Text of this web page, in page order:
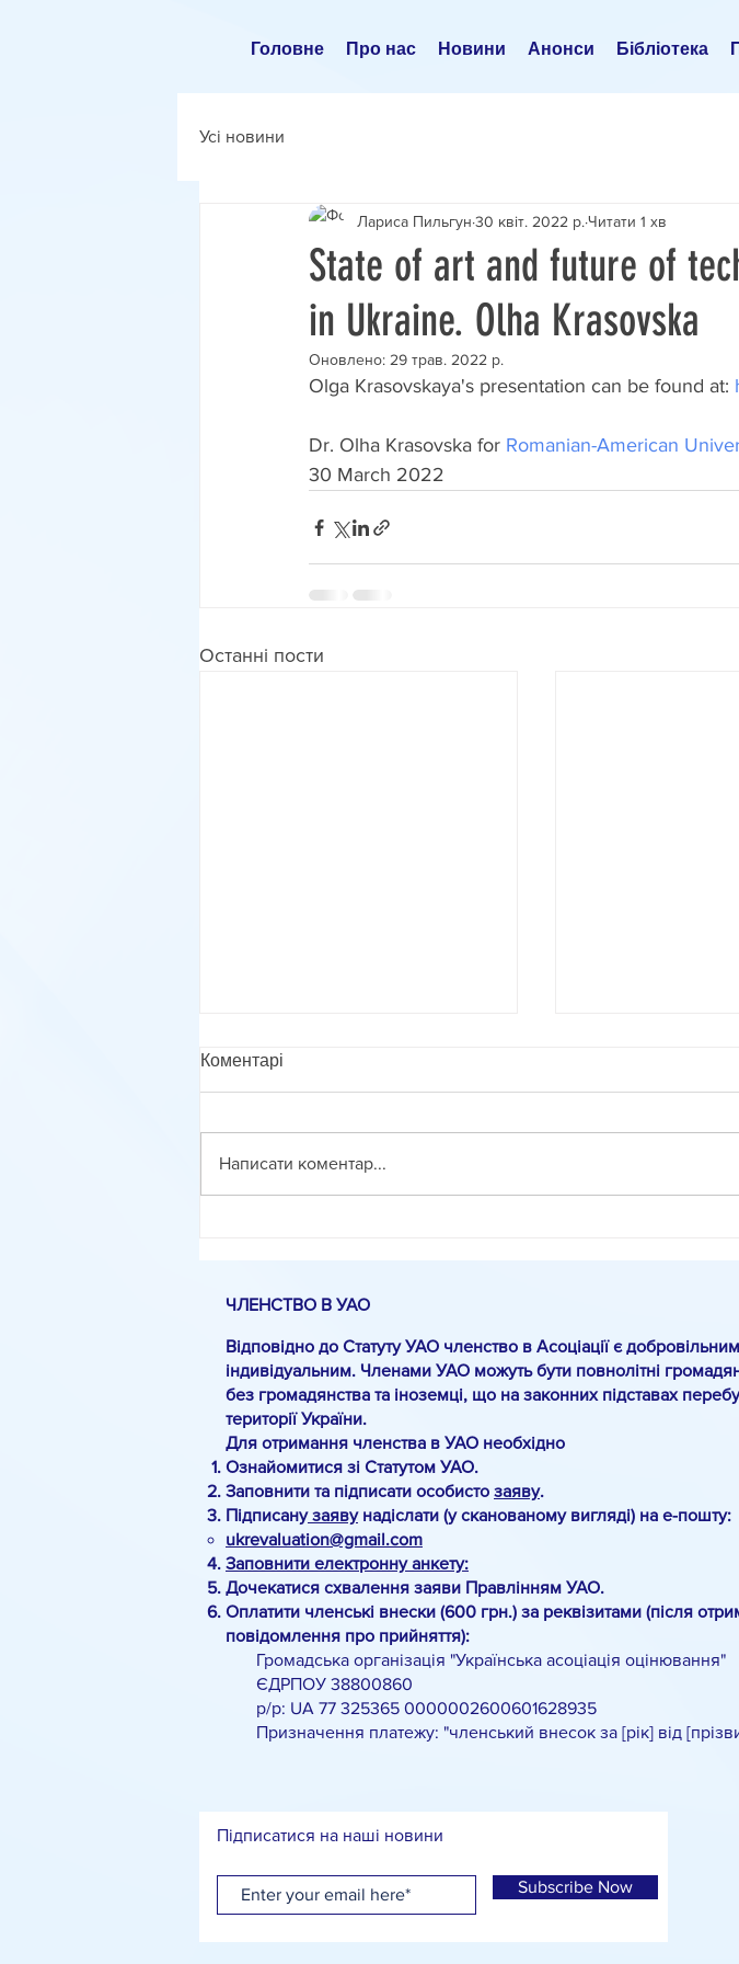
Головне Про нас Новини Анонси Бібліотека
Усі новини
State of art and future of
in Ukraine. Olha Krasovska
Лариса Пильгун 30 квіт. 2022 р. Читати 1 хв
Оновлено: 29 трав. 2022 р.
Olga Krasovskaya's presentation can be found at:
Dr. Olha Krasovska for Romanian-American
30 March 2022
Останні пости
#КіноМіО
Коментарі
Написати коментар...
ЧЛЕНСТВО В УАО
Відповідно до Статуту УАО членство в Асоціації є
індивідуальним. Членами УАО можуть бути повнолітні
без громадянства та іноземці, що на законних підставах
території України.
Для отримання членства в УАО необхідно
Ознайомитися зі Статутом УАО.
Заповнити та підписати особисто заяву.
Підписанузаявунадіслати (у сканованому вигляді) на е-пошту:
ukrevaluation@gmail.com
Заповнити електронну анкету:
Дочекатися схвалення заяви Правлінням УАО.
Оплатити членські внески (600 грн.) за реквізитами (після
повідомлення про прийняття):
Громадська організація "Українська асоціація оцінювання"
ЄДРПОУ 38800860
р/р: UA 77 325365 0000002600601628935
Призначення платежу: "членський внесок за [рік] від
Підписатися на наші новини
Subscribe Now